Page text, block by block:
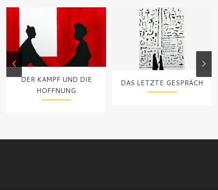
DER KAMPF UND DIE
HOFFNUNG
DAS LETZTE GESPRÄCH